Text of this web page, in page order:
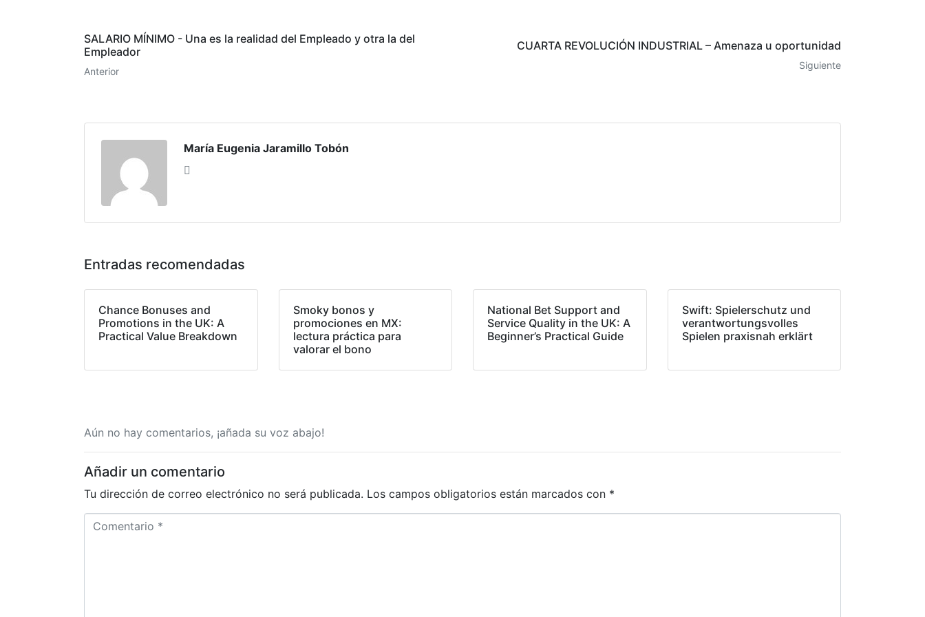
SALARIO MÍNIMO - Una es la realidad del Empleado y otra la del
Empleador
Anterior
CUARTA REVOLUCIÓN INDUSTRIAL – Amenaza u oportunidad
Siguiente
María Eugenia Jaramillo Tobón
Entradas recomendadas
Chance Bonuses and
Promotions in the UK: A
Practical Value Breakdown
Smoky bonos y
promociones en MX:
lectura práctica para
valorar el bono
National Bet Support and
Service Quality in the UK: A
Beginner’s Practical Guide
Swift: Spielerschutz und
verantwortungsvolles
Spielen praxisnah erklärt
Aún no hay comentarios, ¡añada su voz abajo!
Añadir un comentario
Tu dirección de correo electrónico no será publicada. Los campos obligatorios están marcados con *